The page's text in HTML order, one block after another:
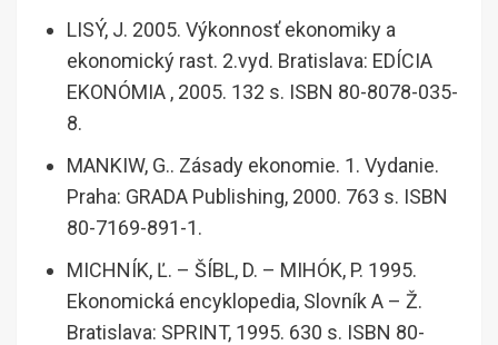
LISÝ, J. 2005. Výkonnosť ekonomiky a
ekonomický rast. 2.vyd. Bratislava: EDÍCIA
EKONÓMIA , 2005. 132 s. ISBN 80-8078-035-
8.
MANKIW, G.. Zásady ekonomie. 1. Vydanie.
Praha: GRADA Publishing, 2000. 763 s. ISBN
80-7169-891-1.
MICHNÍK, Ľ. – ŠÍBL, D. – MIHÓK, P. 1995.
Ekonomická encyklopedia, Slovník A – Ž.
Bratislava: SPRINT, 1995. 630 s. ISBN 80-